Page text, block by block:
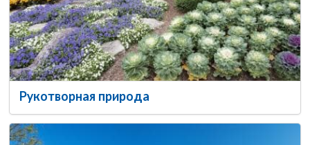
Рукотворная природа